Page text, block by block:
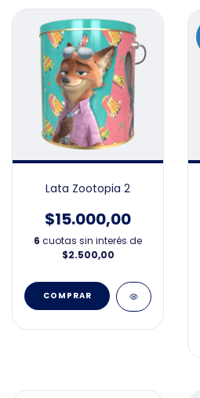
Lata Zootopia 2
$15.000,00
6 cuotas sin interés de
$2.500,00